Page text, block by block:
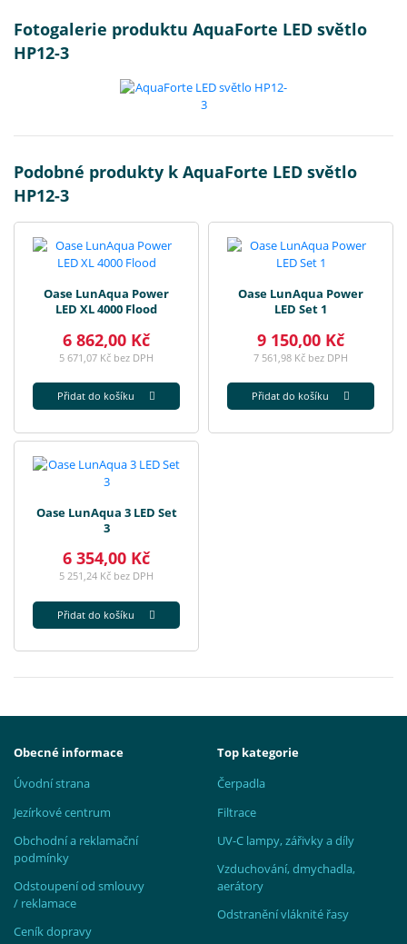
Fotogalerie produktu AquaForte LED světlo
HP12-3
Podobné produkty k AquaForte LED světlo
HP12-3
Oase LunAqua Power
LED XL 4000 Flood
6 862,00 Kč
5 671,07 Kč bez DPH
Přidat do košíku
Oase LunAqua Power
LED Set 1
9 150,00 Kč
7 561,98 Kč bez DPH
Přidat do košíku
Oase LunAqua 3 LED Set
3
6 354,00 Kč
5 251,24 Kč bez DPH
Přidat do košíku
Obecné informace
Úvodní strana
Jezírkové centrum
Obchodní a reklamační
podmínky
Odstoupení od smlouvy
/ reklamace
Ceník dopravy
Top kategorie
Čerpadla
Filtrace
UV-C lampy, zářivky a díly
Vzduchování, dmychadla,
aerátory
Odstranění vláknité řasy